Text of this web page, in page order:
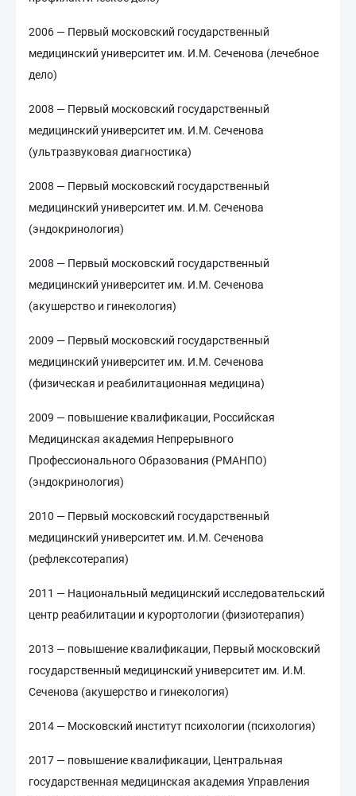
2006 — Первый московский государственный
медицинский университет им. И.М. Сеченова (лечебное
дело)
2008 — Первый московский государственный
медицинский университет им. И.М. Сеченова
(ультразвуковая диагностика)
2008 — Первый московский государственный
медицинский университет им. И.М. Сеченова
(эндокринология)
2008 — Первый московский государственный
медицинский университет им. И.М. Сеченова
(акушерство и гинекология)
2009 — Первый московский государственный
медицинский университет им. И.М. Сеченова
(физическая и реабилитационная медицина)
2009 — повышение квалификации, Российская
Медицинская академия Непрерывного
Профессионального Образования (РМАНПО)
(эндокринология)
2010 — Первый московский государственный
медицинский университет им. И.М. Сеченова
(рефлексотерапия)
2011 — Национальный медицинский исследовательский
центр реабилитации и курортологии (физиотерапия)
2013 — повышение квалификации, Первый московский
государственный медицинский университет им. И.М.
Сеченова (акушерство и гинекология)
2014 — Московский институт психологии (психология)
2017 — повышение квалификации, Центральная
государственная медицинская академия Управления